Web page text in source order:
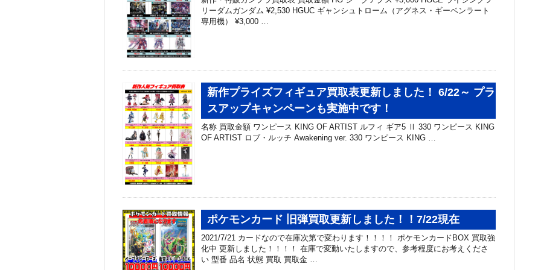
リーダムガンダム ¥2,530 HGUC ギャンシュトローム（アグネス・ギーベンラート
専用機） ¥3,000 …
新作プライズフィギュア買取表更新しました！ 6/22～ プラ
スアップキャンペーンも実施中です！
名称 買取金額 ワンピース KING OF ARTIST ルフィ ギア5 Ⅱ 330 ワンピース KING
OF ARTIST ロブ・ルッチ Awakening ver. 330 ワンピース KING …
ポケモンカード 旧弾買取更新しました！！7/22現在
2021/7/21 カードなので在庫次第で変わります！！！！ ポケモンカードBOX 買取強
化中 更新しました！！！！ 在庫で変動いたしますので、参考程度にお考えくださ
い 型番 品名 状態 買取 買取金 …